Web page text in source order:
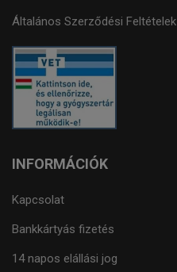
Általános Szerződési Feltételek
INFORMÁCIÓK
Kapcsolat
Bankkártyás fizetés
14 napos elállási jog